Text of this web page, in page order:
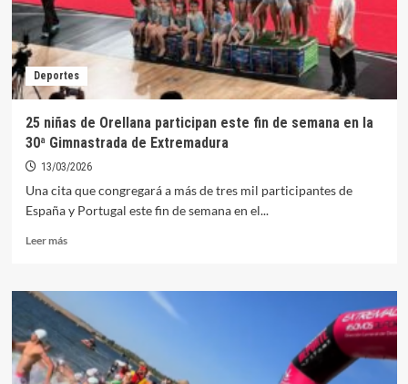
Deportes
25 niñas de Orellana participan este fin de semana en la
30ª Gimnastrada de Extremadura
13/03/2026
Una cita que congregará a más de tres mil participantes de
España y Portugal este fin de semana en el...
Leer másLeer
25
niñas
de
Orellana
participan
este